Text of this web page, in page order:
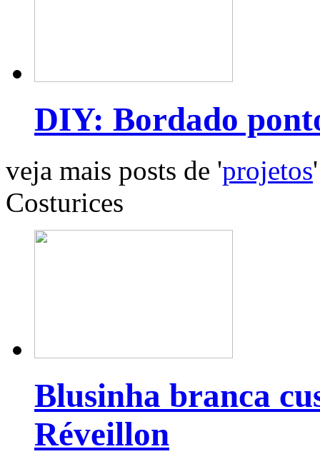
DIY: Bordado
veja mais posts de 'projetos'
Costurices
Blusinha branca
Réveillon